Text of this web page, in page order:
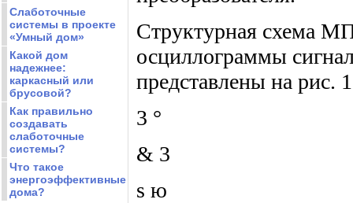
Слаботочные
системы в проекте
«Умный дом»
Какой дом
надежнее:
каркасный или
брусовой?
Как правильно
создавать
слаботочные
системы?
Что такое
энергоэффективные
дома?
Структурная схема
осциллограммы
представлены на рис.
3 °
& 3
s ю